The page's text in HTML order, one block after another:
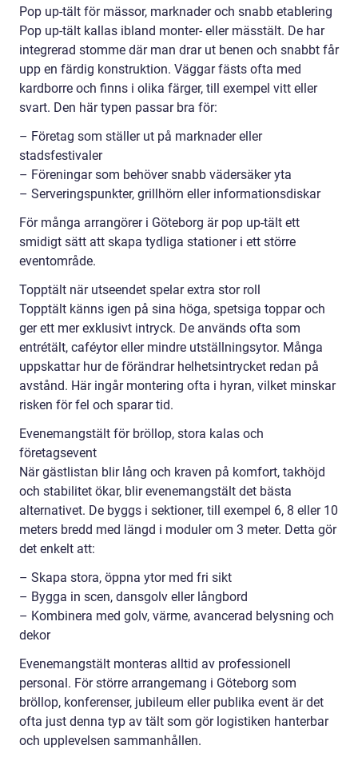
Pop up-tält för mässor, marknader och snabb etablering
Pop up-tält kallas ibland monter- eller mässtält. De har
integrerad stomme där man drar ut benen och snabbt får
upp en färdig konstruktion. Väggar fästs ofta med
kardborre och finns i olika färger, till exempel vitt eller
svart. Den här typen passar bra för:
– Företag som ställer ut på marknader eller
stadsfestivaler
– Föreningar som behöver snabb vädersäker yta
– Serveringspunkter, grillhörn eller informationsdiskar
För många arrangörer i Göteborg är pop up-tält ett
smidigt sätt att skapa tydliga stationer i ett större
eventområde.
Topptält när utseendet spelar extra stor roll
Topptält känns igen på sina höga, spetsiga toppar och
ger ett mer exklusivt intryck. De används ofta som
entrétält, caféytor eller mindre utställningsytor. Många
uppskattar hur de förändrar helhetsintrycket redan på
avstånd. Här ingår montering ofta i hyran, vilket minskar
risken för fel och sparar tid.
Evenemangstält för bröllop, stora kalas och
företagsevent
När gästlistan blir lång och kraven på komfort, takhöjd
och stabilitet ökar, blir evenemangstält det bästa
alternativet. De byggs i sektioner, till exempel 6, 8 eller 10
meters bredd med längd i moduler om 3 meter. Detta gör
det enkelt att:
– Skapa stora, öppna ytor med fri sikt
– Bygga in scen, dansgolv eller långbord
– Kombinera med golv, värme, avancerad belysning och
dekor
Evenemangstält monteras alltid av professionell
personal. För större arrangemang i Göteborg som
bröllop, konferenser, jubileum eller publika event är det
ofta just denna typ av tält som gör logistiken hanterbar
och upplevelsen sammanhållen.